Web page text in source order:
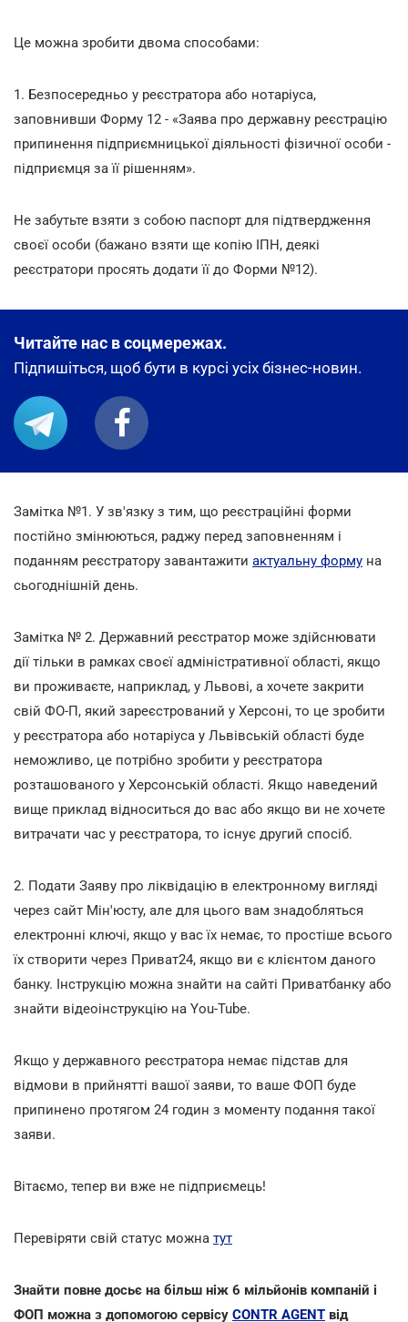
Це можна зробити двома способами:
1. Безпосередньо у реєстратора або нотаріуса,
заповнивши Форму 12 - «Заява про державну реєстрацію
припинення підприємницької діяльності фізичної особи -
підприємця за її рішенням».
Не забутьте взяти з собою паспорт для підтвердження
своєї особи (бажано взяти ще копію ІПН, деякі
реєстратори просять додати її до Форми №12).
Читайте нас в соцмережах.
Підпишіться, щоб бути в курсі усіх бізнес-новин.
Замітка №1. У зв'язку з тим, що реєстраційні форми
постійно змінюються, раджу перед заповненням і
поданням реєстратору завантажити актуальну форму на
сьогоднішній день.
Замітка № 2. Державний реєстратор може здійснювати
дії тільки в рамках своєї адміністративної області, якщо
ви проживаєте, наприклад, у Львові, а хочете закрити
свій ФО-П, який зареєстрований у Херсоні, то це зробити
у реєстратора або нотаріуса у Львівській області буде
неможливо, це потрібно зробити у реєстратора
розташованого у Херсонській області. Якщо наведений
вище приклад відноситься до вас або якщо ви не хочете
витрачати час у реєстратора, то існує другий спосіб.
2. Подати Заяву про ліквідацію в електронному вигляді
через сайт Мін'юсту, але для цього вам знадобляться
електронні ключі, якщо у вас їх немає, то простіше всього
їх створити через Приват24, якщо ви є клієнтом даного
банку. Інструкцію можна знайти на сайті Приватбанку або
знайти відеоінструкцію на You-Tube.
Якщо у державного реєстратора немає підстав для
відмови в прийнятті вашої заяви, то ваше ФОП буде
припинено протягом 24 годин з моменту подання такої
заяви.
Вітаємо, тепер ви вже не підприємець!
Перевіряти свій статус можна тут
Знайти повне досьє на більш ніж 6 мільйонів компаній і
ФОП можна з допомогою сервісу CONTR AGENT від